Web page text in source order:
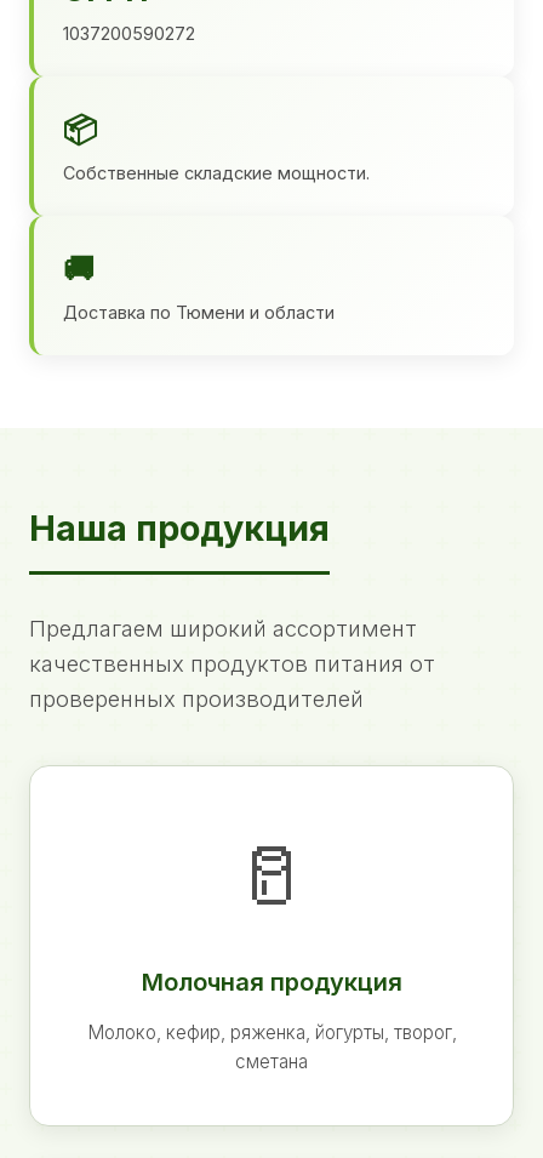
1037200590272
📦
Собственные складские мощности.
🚚
Доставка по Тюмени и области
Наша продукция
Предлагаем широкий ассортимент
качественных продуктов питания от
проверенных производителей
🥛
Молочная продукция
Молоко, кефир, ряженка, йогурты, творог,
сметана